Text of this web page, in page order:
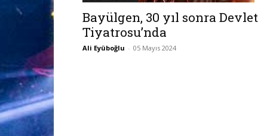
Bayülgen, 30 yıl sonra Devlet
Tiyatrosu’nda
Ali Eyüboğlu - 05 Mayıs 2024